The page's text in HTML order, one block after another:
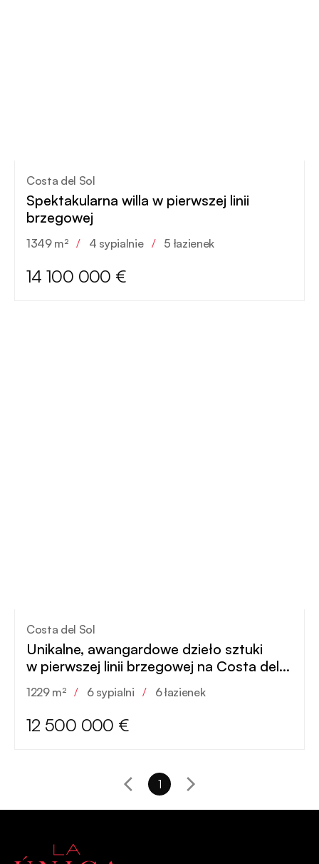
Costa del Sol
Spektakularna willa w pierwszej linii
brzegowej
1349 m² / 4 sypialnie / 5 łazienek
14 100 000 €
Costa del Sol
Unikalne, awangardowe dzieło sztuki
w pierwszej linii brzegowej na Costa del
Sol
1229 m² / 6 sypialni / 6 łazienek
12 500 000 €
1